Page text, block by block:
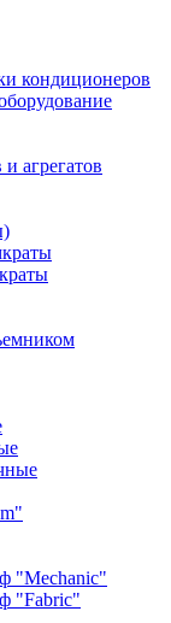
кондиционеров
агрегатов
"Mechanic"
"Fabric"